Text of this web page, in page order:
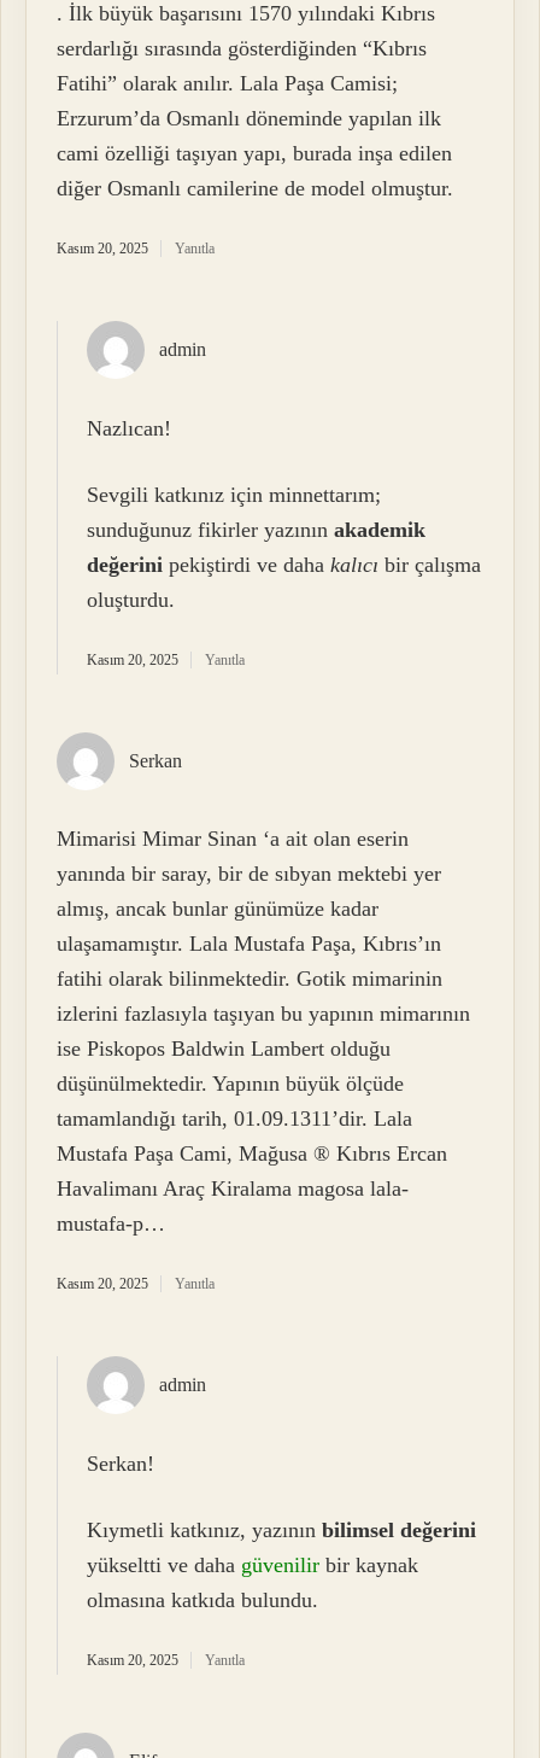
. İlk büyük başarısını 1570 yılındaki Kıbrıs
serdarlığı sırasında gösterdiğinden “Kıbrıs
Fatihi” olarak anılır. Lala Paşa Camisi;
Erzurum’da Osmanlı döneminde yapılan ilk
cami özelliği taşıyan yapı, burada inşa edilen
diğer Osmanlı camilerine de model olmuştur.
Kasım 20, 2025 Yanıtla
admin
Nazlıcan!
Sevgili katkınız için minnettarım;
sunduğunuz fikirler yazınınakademik
değerini pekiştirdi ve dahakalıcı bir çalışma
oluşturdu.
Kasım 20, 2025 Yanıtla
Serkan
Mimarisi Mimar Sinan ‘a ait olan eserin
yanında bir saray, bir de sıbyan mektebi yer
almış, ancak bunlar günümüze kadar
ulaşamamıştır. Lala Mustafa Paşa, Kıbrıs’ın
fatihi olarak bilinmektedir. Gotik mimarinin
izlerini fazlasıyla taşıyan bu yapının mimarının
ise Piskopos Baldwin Lambert olduğu
düşünülmektedir. Yapının büyük ölçüde
tamamlandığı tarih, 01.09.1311’dir. Lala
Mustafa Paşa Cami, Mağusa ® Kıbrıs Ercan
Havalimanı Araç Kiralama magosa lala-
mustafa-p…
Kasım 20, 2025 Yanıtla
admin
Serkan!
Kıymetli katkınız, yazınınbilimsel değerini
yükseltti ve daha güvenilir bir kaynak
olmasına katkıda bulundu.
Kasım 20, 2025 Yanıtla